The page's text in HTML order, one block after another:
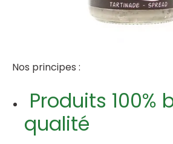
Nos principes :
Produits 100%
qualité